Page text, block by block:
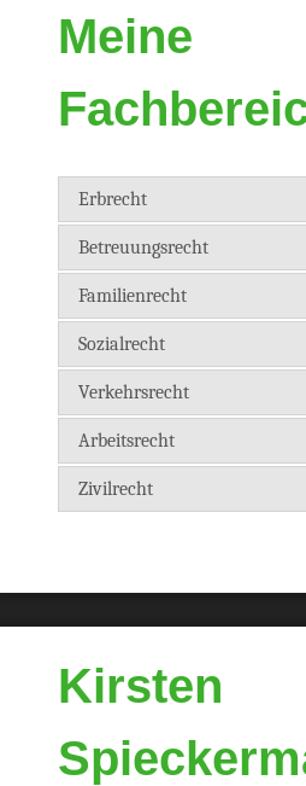
Meine
Erbrecht
Betreuungsrecht
Familienrecht
Sozialrecht
Verkehrsrecht
Arbeitsrecht
Zivilrecht
Kirsten